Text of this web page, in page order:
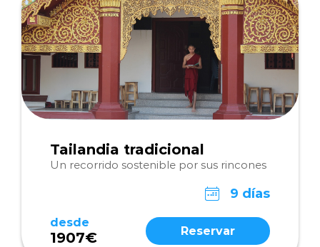
Tailandia tradicional
Un recorrido sostenible por sus rincones
9 días
desde
1907€ Reservar